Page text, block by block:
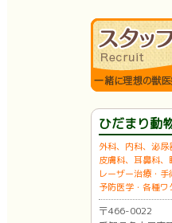
ひだまり動
外科、内科、泌
皮膚科、耳鼻科
レーザー治療・
予防医学・各種ワ
〒466-0022